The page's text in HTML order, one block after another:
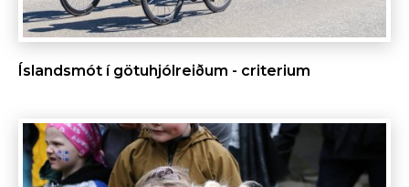
Íslandsmót í götuhjólreiðum - criterium